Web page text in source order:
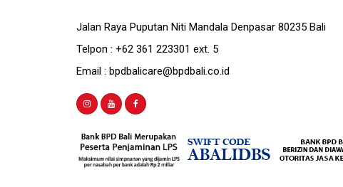
Jalan Raya Puputan Niti Mandala Denpasar 80235 Bali
Telpon : +62 361 223301 ext. 5
Email : bpdbalicare@bpdbali.co.id